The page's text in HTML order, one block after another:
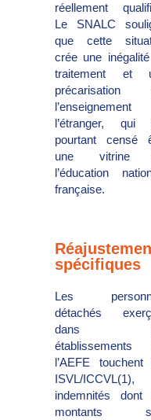
réellement
Le SNALC
que cette
crée une
traitement et
précarisation
l’étranger, qui
pourtant censé
une vitrine
l’éducation
française.
spécifiques
Les
détachés
dans
établissements
l’AEFE touchent
ISVL/ICCVL(1),
indemnités dont
montants